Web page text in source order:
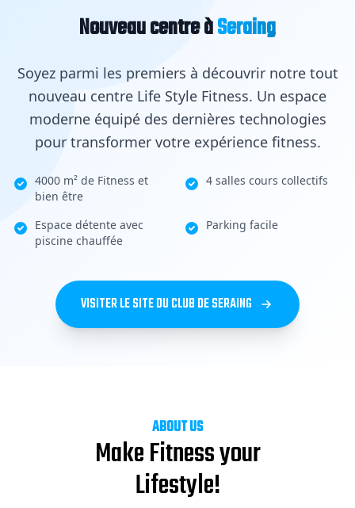
Nouveau centre àSeraing
Soyez parmi les premiers à découvrir notre tout
nouveau centre Life Style Fitness. Un espace
moderne équipé des dernières technologies
pour transformer votre expérience fitness.
4000 m² de Fitness et
bien être
4 salles cours collectifs
Espace détente avec
piscine chauffée
Parking facile
VISITER LE SITE DU CLUB DE SERAING
ABOUT US
Make Fitness your
Lifestyle!